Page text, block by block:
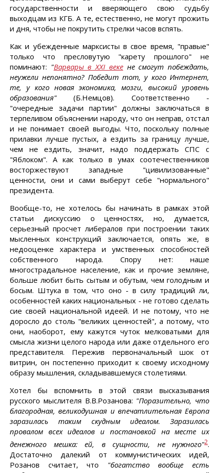
государственности и вверяющего свою судьбу
выходцам из КГБ. А те, естественно, не могут прожить
и дня, чтобы не покрутить стрелки часов вспять.
Как и убежденные марксисты в свое время, "правые"
только что пресловутую "карету прошлого" не
поминают: "Варвары в XXI векене смогут побеждать,
неужели непонятно? Победит тот, у кого Интернет,
те, у кого новая экономика, мозги, высокий уровень
образования" (Б.Немцов). Соответственно -
"очередные задачи партии" должны заключаться в
терпеливом объяснении народу, что он неправ, отстал
и не понимает своей выгоды. Что, поскольку полные
прилавки лучше пустых, а ездить за границу лучше,
чем не ездить, значит, надо поддержать СПС с
"Яблоком". А как только в умах соотечественников
восторжествуют западные "цивилизованные"
ценности, они и сами выберут себе "нормального"
президента.
Вообще-то, не хотелось бы начинать в рамках этой
статьи дискуссию о ценностях, но, думается,
серьезный просчет либералов при построении таких
мысленных конструкций заключается, опять же, в
недооценке характера и умственных способностей
собственного народа. Спору нет: наше
многострадальное население, как и прочие земляне,
больше любит быть сытым и обутым, чем голодным и
босым. Штука в том, что оно - в силу традиций ли,
особенностей каких национальных - не готово сделать
сие своей национальной идеей. И не потому, что не
доросло до столь "великих ценностей", а потому, что
они, наоборот, ему кажутся чуток мелковатыми для
смысла жизни целого народа или даже отдельного его
представителя. Пережив первоначальный шок от
витрин, он постепенно приходит к своему исходному
образу мышления, складывавшемуся столетиями.
Хотел бы вспомнить в этой связи высказывания
русского мыслителя В.В.Розанова: "Поразительно, что
благородная, великодушная и впечатлительная Европа
заразилась таким скудным идеалом. Заразилась
провалом всех идеалов и постановкой на месте их
денежного мешка: ей, в сущности, не нужного"2.
Достаточно далекий от коммунистических идей,
Розанов считает, что "богатство вообще есть